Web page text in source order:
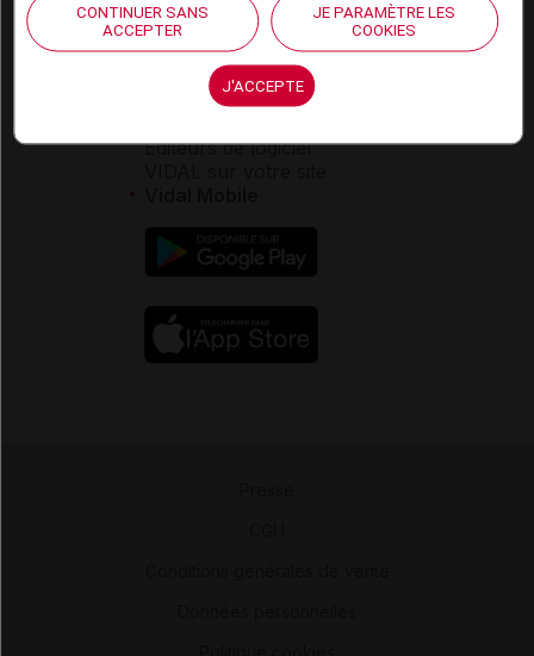
Service client
Contact
Espace partenaires
Éditeurs de logiciel
CONTINUER SANS
ACCEPTER
JE PARAMÈTRE LES
COOKIES
J'ACCEPTE